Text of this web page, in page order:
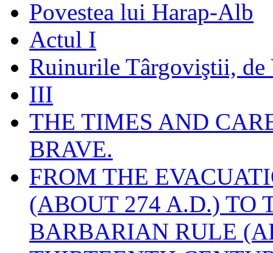
Povestea lui Harap-Alb
Actul I
Ruinurile Târgoviştii, de
III
THE TIMES AND
BRAVE.
FROM THE
(ABOUT 274 A.D.) TO
BARBARIAN RULE